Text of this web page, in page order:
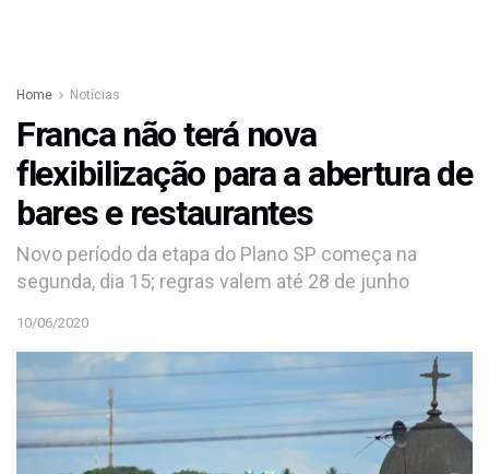
Home Notícias
Franca não terá nova
flexibilização para a abertura de
bares e restaurantes
Novo período da etapa do Plano SP começa na
segunda, dia 15; regras valem até 28 de junho
10/06/2020